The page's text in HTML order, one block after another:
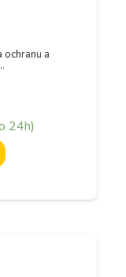
ochranu a
24h)